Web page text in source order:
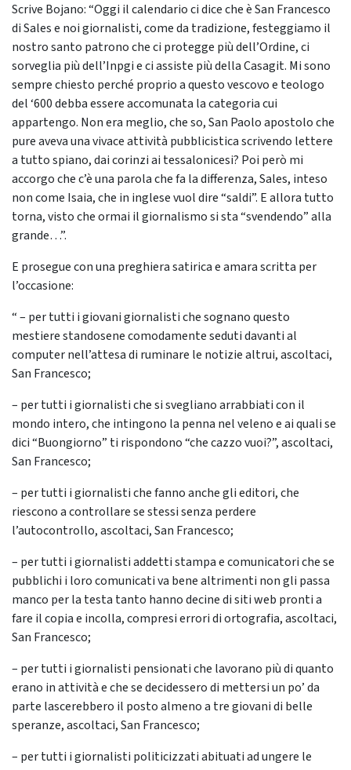
Scrive Bojano: “Oggi il calendario ci dice che è San Francesco
di Sales e noi giornalisti, come da tradizione, festeggiamo il
nostro santo patrono che ci protegge più dell’Ordine, ci
sorveglia più dell’Inpgi e ci assiste più della Casagit. Mi sono
sempre chiesto perché proprio a questo vescovo e teologo
del ‘600 debba essere accomunata la categoria cui
appartengo. Non era meglio, che so, San Paolo apostolo che
pure aveva una vivace attività pubblicistica scrivendo lettere
a tutto spiano, dai corinzi ai tessalonicesi? Poi però mi
accorgo che c’è una parola che fa la differenza, Sales, inteso
non come Isaia, che in inglese vuol dire “saldi”. E allora tutto
torna, visto che ormai il giornalismo si sta “svendendo” alla
grande…”.
E prosegue con una preghiera satirica e amara scritta per
l’occasione:
“ – per tutti i giovani giornalisti che sognano questo
mestiere standosene comodamente seduti davanti al
computer nell’attesa di ruminare le notizie altrui, ascoltaci,
San Francesco;
– per tutti i giornalisti che si svegliano arrabbiati con il
mondo intero, che intingono la penna nel veleno e ai quali se
dici “Buongiorno” ti rispondono “che cazzo vuoi?”, ascoltaci,
San Francesco;
– per tutti i giornalisti che fanno anche gli editori, che
riescono a controllare se stessi senza perdere
l’autocontrollo, ascoltaci, San Francesco;
– per tutti i giornalisti addetti stampa e comunicatori che se
pubblichi i loro comunicati va bene altrimenti non gli passa
manco per la testa tanto hanno decine di siti web pronti a
fare il copia e incolla, compresi errori di ortografia, ascoltaci,
San Francesco;
– per tutti i giornalisti pensionati che lavorano più di quanto
erano in attività e che se decidessero di mettersi un po’ da
parte lascerebbero il posto almeno a tre giovani di belle
speranze, ascoltaci, San Francesco;
– per tutti i giornalisti politicizzati abituati ad ungere le